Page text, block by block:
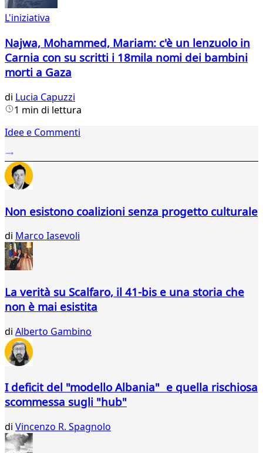
L'iniziativa
Najwa, Mohammed, Mariam: c'è un lenzuolo in
Carnia con su scritti i 18mila nomi dei bambini
morti a Gaza
di Lucia Capuzzi
1 min di lettura
Idee e Commenti
Non esistono coalizioni senza progetto culturale
di Marco Iasevoli
La verità su Scalfaro, il 41-bis e una storia che
non è mai esistita
di Alberto Gambino
I deficit del "modello Albania" e quella rischiosa
scommessa sugli "hub"
di Vincenzo R. Spagnolo